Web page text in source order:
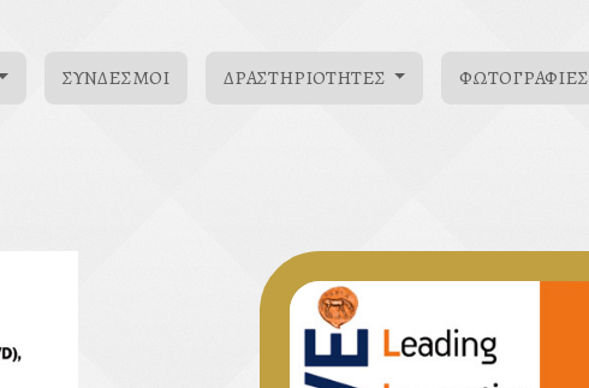
ΣΎΝΔΕΣΜΟΙ ΔΡΑΣΤΗΡΙΌΤΗΤΕΣ ΦΩΤΟΓΡΑΦΊΕΣ